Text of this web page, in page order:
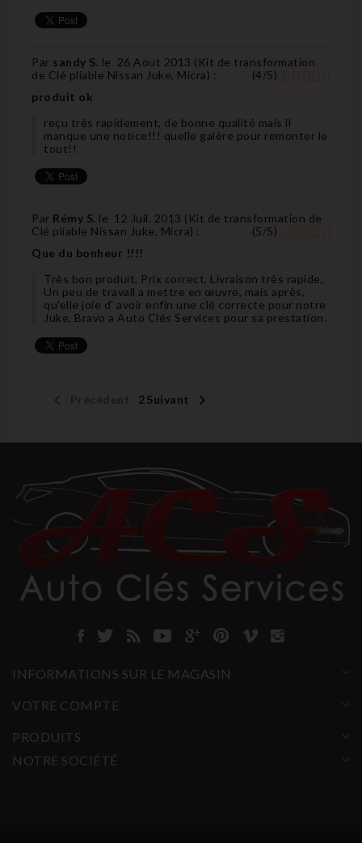
Par sandy S. le 26 Aout 2013 ( Kit de transformation
de Clé pliable Nissan Juke, Micra) : (4/5)
produit ok
reçu très rapidement, de bonne qualité mais il
manque une notice!!! quelle galère pour remonter le
tout!!
Par Rémy S. le 12 Juil. 2013 ( Kit de transformation de
Clé pliable Nissan Juke, Micra) : (5/5)
Que du bonheur !!!!
Très bon produit, Prix correct, Livraison très rapide,
Un peu de travail a mettre en œuvre, mais après,
qu'elle joie d' avoir enfin une clé correcte pour notre
Juke, Bravo a Auto Clés Services pour sa prestation.
2Suivant 
INFORMATIONS SUR LE MAGASIN
VOTRE COMPTE
PRODUITS
NOTRE SOCIÉTÉ